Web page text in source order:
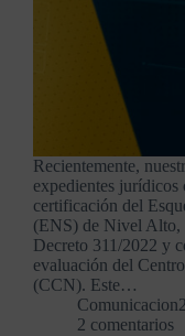
Recientemente,
expedientes
certificación del
(ENS) de Nivel Alto,
Decreto 311/2022 y
evaluación del
(CCN). Este…
Comunicacion2
2 comentarios